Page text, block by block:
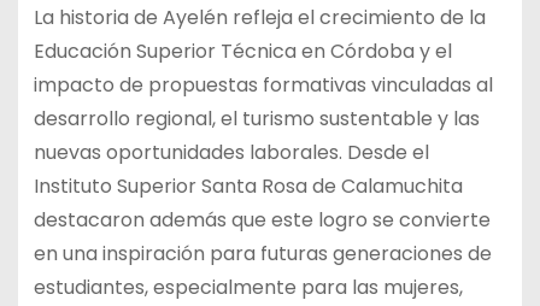
La historia de Ayelén refleja el crecimiento de la
Educación Superior Técnica en Córdoba y el
impacto de propuestas formativas vinculadas al
desarrollo regional, el turismo sustentable y las
nuevas oportunidades laborales. Desde el
Instituto Superior Santa Rosa de Calamuchita
destacaron además que este logro se convierte
en una inspiración para futuras generaciones de
estudiantes, especialmente para las mujeres,